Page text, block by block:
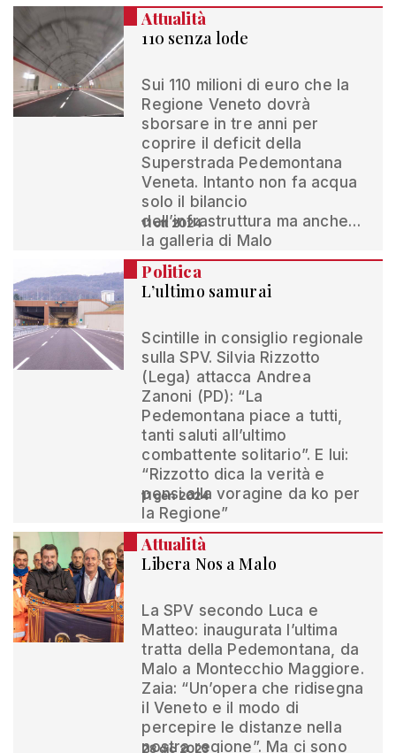
Attualità
110 senza lode
Sui 110 milioni di euro che la
Regione Veneto dovrà
sborsare in tre anni per
coprire il deficit della
Superstrada Pedemontana
Veneta. Intanto non fa acqua
solo il bilancio
dell’infrastruttura ma anche…
la galleria di Malo
11 ott 2024
Politica
L’ultimo samurai
Scintille in consiglio regionale
sulla SPV. Silvia Rizzotto
(Lega) attacca Andrea
Zanoni (PD): “La
Pedemontana piace a tutti,
tanti saluti all’ultimo
combattente solitario”. E lui:
“Rizzotto dica la verità e
pensi alla voragine da ko per
la Regione”
11 gen 2024
Attualità
Libera Nos a Malo
La SPV secondo Luca e
Matteo: inaugurata l’ultima
tratta della Pedemontana, da
Malo a Montecchio Maggiore.
Zaia: “Un’opera che ridisegna
il Veneto e il modo di
percepire le distanze nella
nostra regione”. Ma ci sono
28 dic 2023